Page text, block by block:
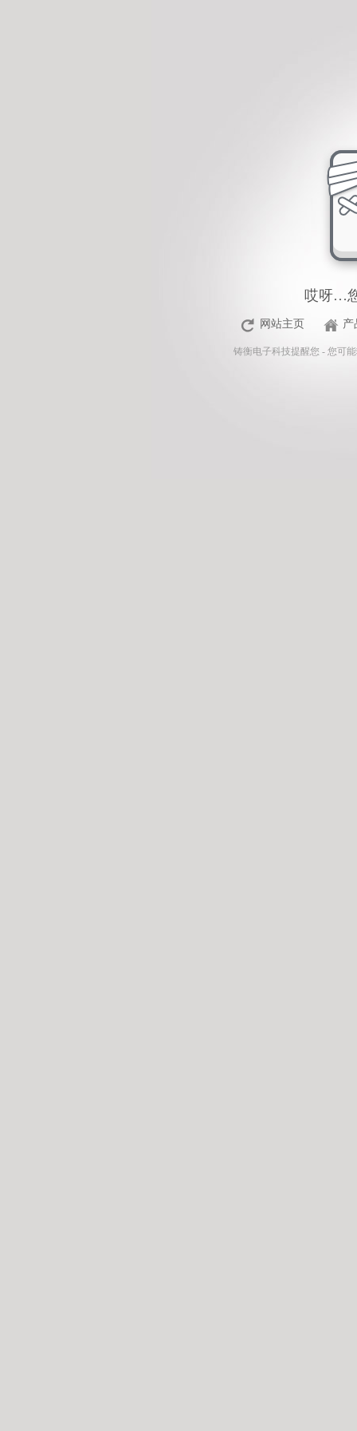
哎呀…
网站主页 产
铸衡电子科技提醒您 - 您可